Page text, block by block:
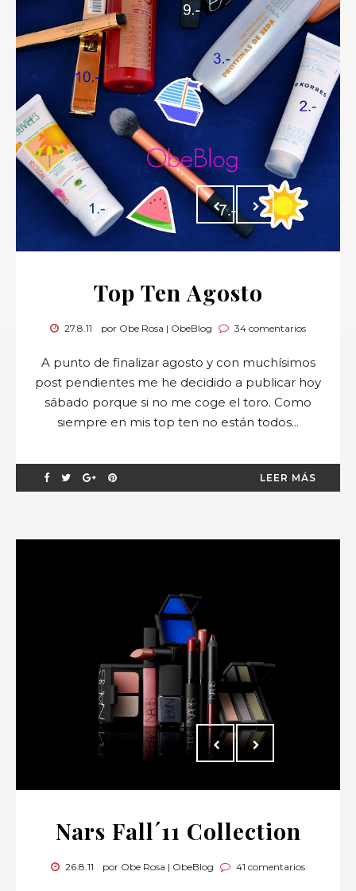
Top Ten Agosto
27.8.11 por Obe Rosa | ObeBlog 34 comentarios
A punto de finalizar agosto y con muchísimos
post pendientes me he decidido a publicar hoy
sábado porque si no me coge el toro. Como
siempre en mis top ten no están todos...
LEER MÁS
Nars Fall´11 Collection
26.8.11 por Obe Rosa | ObeBlog 41 comentarios